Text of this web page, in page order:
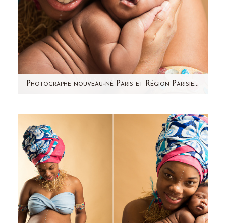
Photographe nouveau-né Paris et Région Parisienne – Jamal
séance photo grossesse de sa maman !
J'avais hâte de faire sa…